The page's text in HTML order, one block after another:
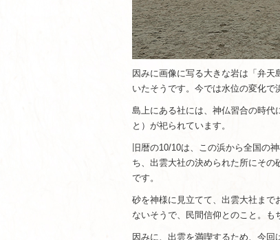
因みに画像に写る大きな岩は「弁
いたそうです。今では水位の変化で
島上にある社には、神仏習合の時代
と）が祀られています。
旧暦の10/10は、この浜から全国の
ち、出雲大社の決められた所にそ
です。
砂を神様に見立てて、出雲大社ま
ないそうで、民間信仰とのこと。も
因みに、出雲を満喫するため、今